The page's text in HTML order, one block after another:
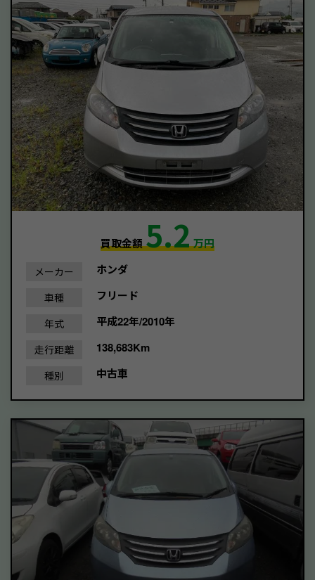
買取金額5.2万円
メーカー ホンダ
車種 フリード
年式 平成22年/2010年
走行距離 138,683Km
種別 中古車